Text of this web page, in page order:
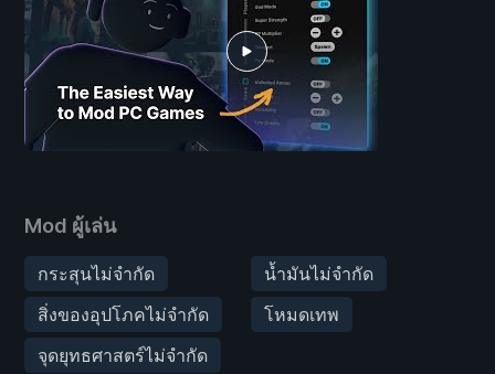
Mod ผู้เล่น
กระสุนไม่จำกัด
น้ำมันไม่จำกัด
สิ่งของอุปโภคไม่จำกัด
โหมดเทพ
จุดยุทธศาสตร์ไม่จำกัด